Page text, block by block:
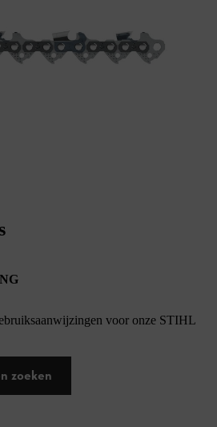
voor onze STIHL
zoeken